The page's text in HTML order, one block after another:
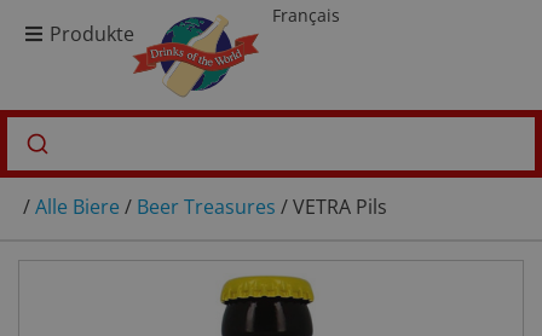
Produkte
Français
/Alle Biere / Beer Treasures / VETRA Pils